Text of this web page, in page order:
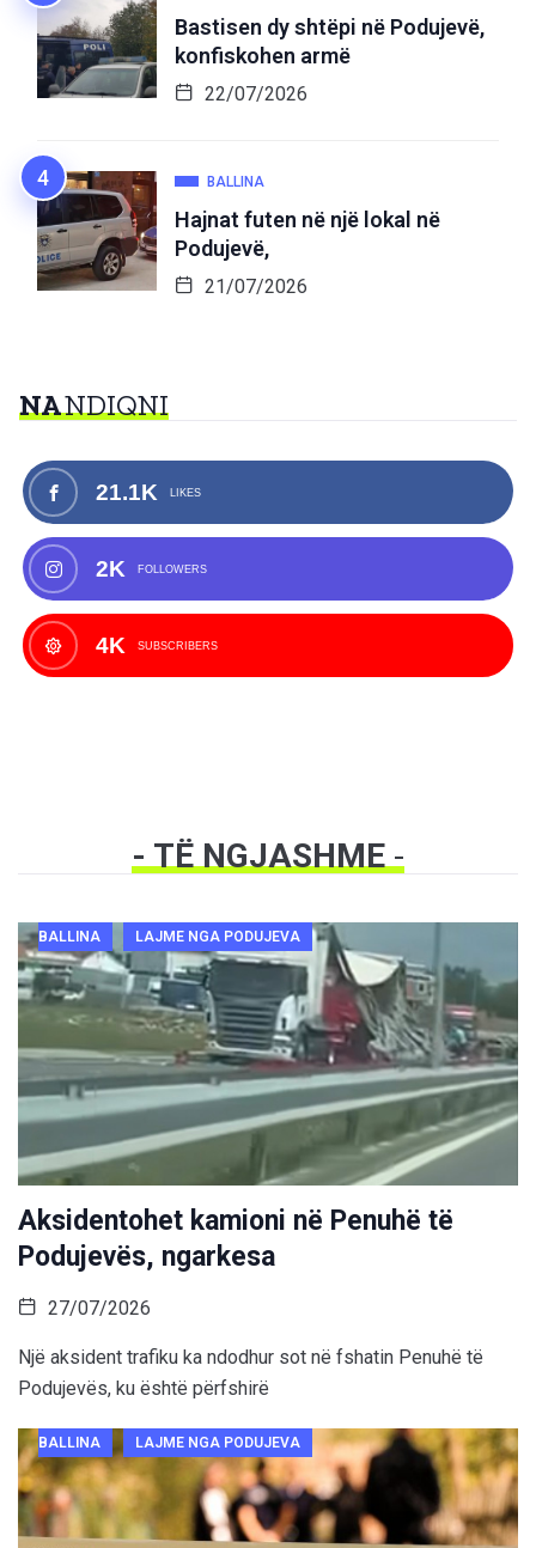
Bastisen dy shtëpi në Podujevë,
konfiskohen armë
22/07/2026
BALLINA
Hajnat futen në një lokal në
Podujevë,
21/07/2026
NANDIQNI
21.1K LIKES
2K FOLLOWERS
4K SUBSCRIBERS
- TË NGJASHME-
BALLINA LAJME NGA PODUJEVA
Aksidentohet kamioni në Penuhë të
Podujevës, ngarkesa
27/07/2026
Një aksident trafiku ka ndodhur sot në fshatin Penuhë të
Podujevës, ku është përfshirë
BALLINA LAJME NGA PODUJEVA